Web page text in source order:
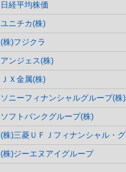
日経平均株価
ユニチカ(株)
(株)フジクラ
アンジェス(株)
ＪＸ金属(株)
ソニーフィナンシャルグループ(株)
ソフトバンクグループ(株)
(株)三菱ＵＦＪフィナンシャル・グループ
(株)ジーエヌアイグループ